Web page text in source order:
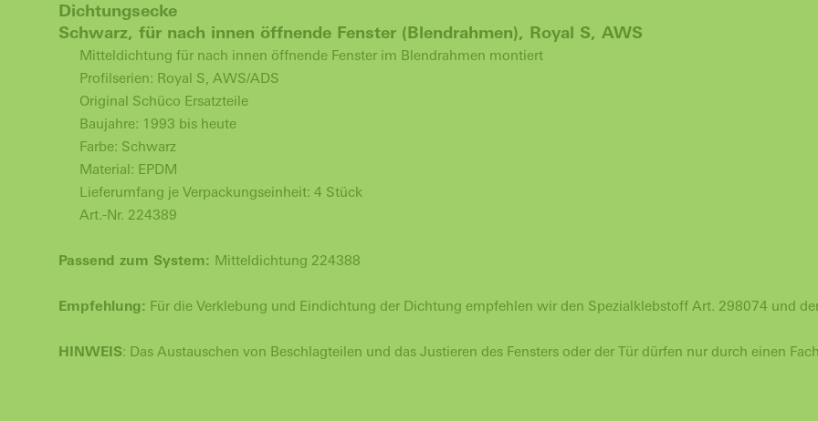
Dichtungsecke
Schwarz, für nach innen öffnende Fenster (Blendrahmen), Royal S, AWS
Mitteldichtung für nach innen öffnende Fenster im Blendrahmen montiert
Profilserien: Royal S, AWS/ADS
Original Schüco Ersatzteile
Baujahre: 1993 bis heute
Farbe: Schwarz
Material: EPDM
Lieferumfang je Verpackungseinheit: 4 Stück
Art.-Nr. 224389
Passend zum System: Mitteldichtung 224388
Empfehlung: Für die Verklebung und Eindichtung der Dichtung empfehlen wir den Spezialklebstoff Art. 298074 und
HINWEIS: Das Austauschen von Beschlagteilen und das Justieren des Fensters oder der Tür dürfen nur durch einen